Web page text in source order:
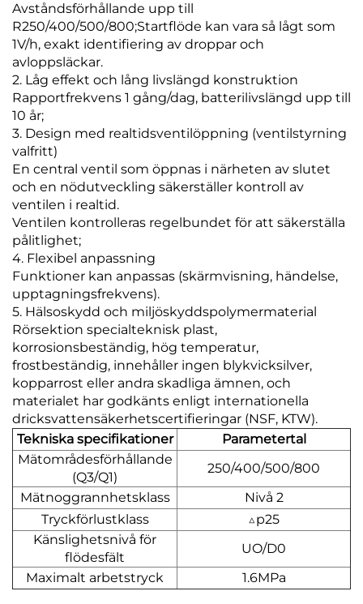
Avståndsförhållande upp till
R250/400/500/800;Startflöde kan vara så lågt som
1V/h, exakt identifiering av droppar och
avloppsläckar.
2. Låg effekt och lång livslängd konstruktion
Rapportfrekvens 1 gång/dag, batterilivslängd upp till
10 år;
3. Design med realtidsventilöppning (ventilstyrning
valfritt)
En central ventil som öppnas i närheten av slutet
och en nödutveckling säkerställer kontroll av
ventilen i realtid.
Ventilen kontrolleras regelbundet för att säkerställa
pålitlighet;
4. Flexibel anpassning
Funktioner kan anpassas (skärmvisning, händelse,
upptagningsfrekvens).
5. Hälsoskydd och miljöskyddspolymermaterial
Rörsektion specialteknisk plast,
korrosionsbeständig, hög temperatur,
frostbeständig, innehåller ingen blykvicksilver,
kopparrost eller andra skadliga ämnen, och
materialet har godkänts enligt internationella
dricksvattensäkerhetscertifieringar (NSF, KTW).
Tekniska specifikationer
Parametertal
Mätområdesförhållande
(Q3/Q1)
250/400/500/800
Mätnoggrannhetsklass
Nivå 2
Tryckförlustklass
△p25
Känslighetsnivå för
flödesfält
UO/D0
Maximalt arbetstryck
1.6MPa